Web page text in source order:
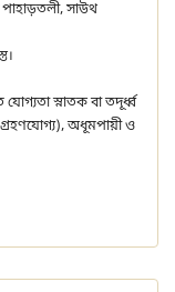
পাহাড়তলী, সাউথ
যোগ্যতা স্নাতক বা তদূর্ধ্ব
অধূমপায়ী ও